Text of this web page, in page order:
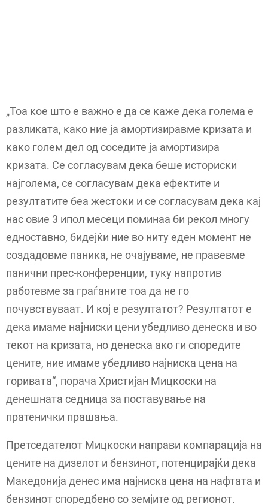
„Тоа кое што е важно е да се каже дека голема е
разликата, како ние ја амортизиравме кризата и
како голем дел од соседите ја амортизира
кризата. Се согласувам дека беше историски
најголема, се согласувам дека ефектите и
резултатите беа жестоки и се согласувам дека кај
нас овие 3 ипол месеци поминаа би рекол многу
едноставно, бидејќи ние во ниту еден момент не
создадовме паника, не очајуваме, не правевме
панични прес-конференции, туку напротив
работевме за граѓаните тоа да не го
почувствуваат. И кој е резултатот? Резултатот е
дека имаме најниски цени убедливо денеска и во
текот на кризата, но денеска ако ги споредите
цените, ние имаме убедливо најниска цена на
горивата“, порача Христијан Мицкоски на
денешната седница за поставување на
пратенички прашања.
Претседателот Мицкоски направи компарација на
цените на дизелот и бензинот, потенцирајќи дека
Македонија денес има најниска цена на нафтата и
бензинот споредбено со земјите од регионот.